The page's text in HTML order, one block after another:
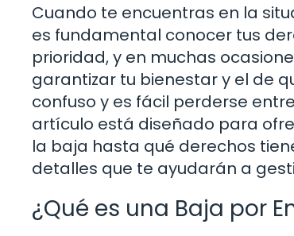
Cuando te encuentras en la
es fundamental conocer tus
prioridad, y en muchas
garantizar tu bienestar y el de
confuso y es fácil perderse
artículo está diseñado para
la baja hasta qué derechos
detalles que te ayudarán a
¿Qué es una Baja por